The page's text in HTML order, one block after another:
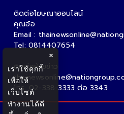
CATE GORIES
ข่าวพระราชสำนัก ข่าวการเมือง
หวย ดวง ความเชื่อ
ข่าวเศรษฐกิจ
ข่าวประชาสัมพันธ์
ติดต่อโฆษณา ออนไลน์
×
เราใช้คุกกี้
เพื่อให้
เว็บไซต์
ทำงานได้ดี